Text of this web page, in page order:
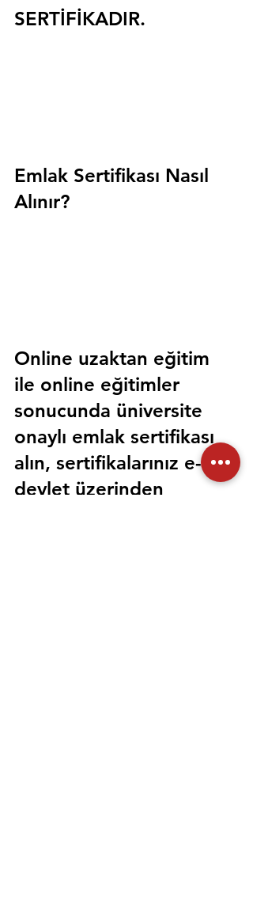
SERTİFİKADIR.
Emlak Sertifikası Nasıl
Alınır?
Online uzaktan eğitim
ile online eğitimler
sonucunda üniversite
onaylı emlak sertifikası
alın, sertifikalarınız e-
devlet üzerinden